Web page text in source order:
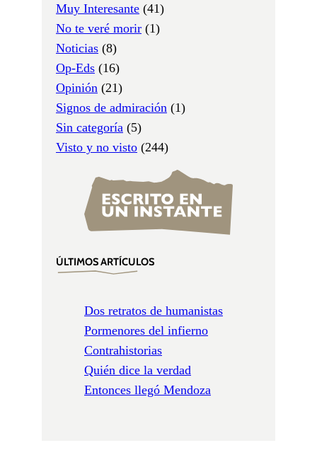
Muy Interesante (41)
No te veré morir (1)
Noticias (8)
Op-Eds (16)
Opinión (21)
Signos de admiración (1)
Sin categoría (5)
Visto y no visto (244)
ÚLTIMOS ARTÍCULOS
Dos retratos de humanistas
Pormenores del infierno
Contrahistorias
Quién dice la verdad
Entonces llegó Mendoza